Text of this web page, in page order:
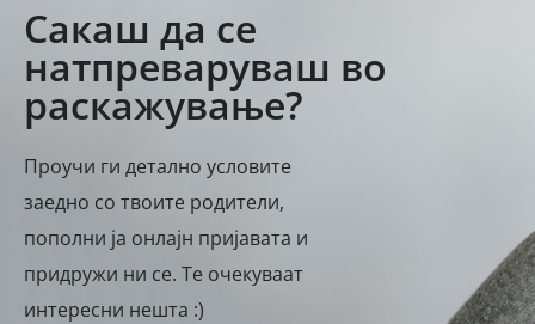
Сакаш да се
натпреваруваш во
раскажување?
Проучи ги детално условите
заедно со твоите родители,
пополни ја онлајн пријавата и
придружи ни се. Те очекуваат
интересни нешта :)